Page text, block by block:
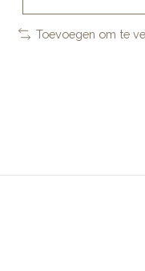
Toevoegen om te